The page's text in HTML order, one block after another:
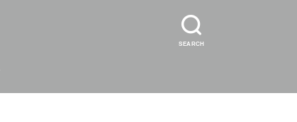
SEARCH